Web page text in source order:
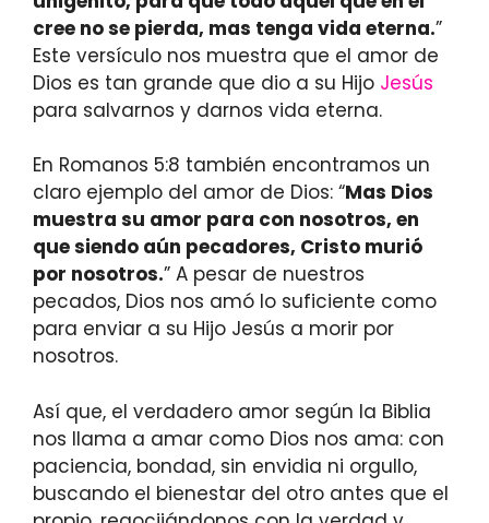
cree no se pierda, mas tenga vida eterna.”
Este versículo nos muestra que el amor de
Dios es tan grande que dio a su Hijo Jesús
para salvarnos y darnos vida eterna.
En Romanos 5:8 también encontramos un
claro ejemplo del amor de Dios: “Mas Dios
muestra su amor para con nosotros, en
que siendo aún pecadores, Cristo murió
por nosotros.” A pesar de nuestros
pecados, Dios nos amó lo suficiente como
para enviar a su Hijo Jesús a morir por
nosotros.
Así que, el verdadero amor según la Biblia
nos llama a amar como Dios nos ama: con
paciencia, bondad, sin envidia ni orgullo,
buscando el bienestar del otro antes que el